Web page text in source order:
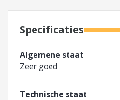
Specificaties
Algemene staat
Zeer goed
Technische staat